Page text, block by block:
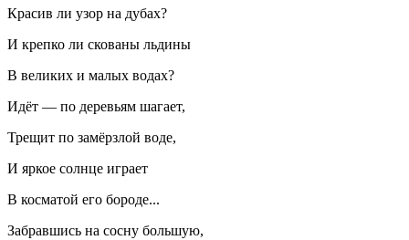
Красив ли узор на дубах?
И крепко ли скованы льдины
В великих и малых водах?
Идёт — по деревьям шагает,
Трещит по замёрзлой воде,
И яркое солнце играет
В косматой его бороде...
Забравшись на сосну большую,